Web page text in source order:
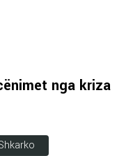
nga kriza